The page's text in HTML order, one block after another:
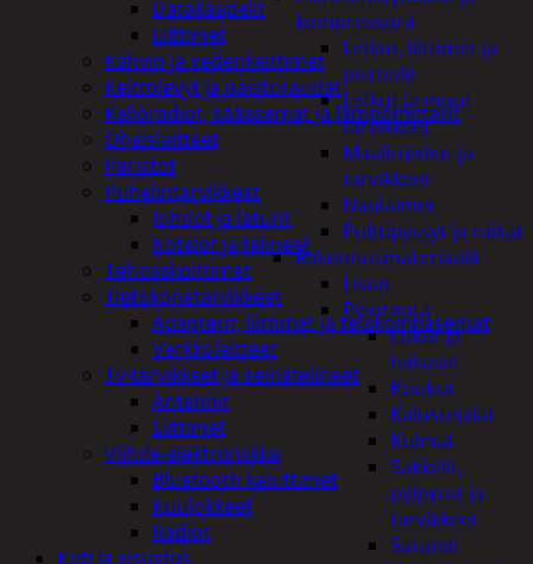
kompressorit
Letkut, liittimet ja
pistoolit
Letkut ja muut
tarvikkeet
Maaliruiskut ja
tarvikkeet
Naulaimet
Pulttipyssyt ja räikät
Rakennusmateriaalit
Listat
Pienrauta
Lukot ja
hakaset
Koukut
Kalustejalat
Kulmat
Sakkelit,
pylpyrät ja
tarvikkeet
Saranat
Datakaapelit
Liittimet
Kahvin ja vedenkeittimet
Keittolevyt ja paistoraudat
Kelloradiot, sääasemat ja lämpömittarit
Oheislaitteet
Paristot
Puhelintarvikkeet
Johdot ja laturit
Kotelot ja telineet
Tehosekoittimet
Tietokonetarvikkeet
Adapterit, liittimet ja telakointiasemat
Verkkolaitteet
Tv-tarvikkeet ja seinätelineet
Antennit
Liittimet
Viihde-elektroniikka
Bluetooth kaiuttimet
Kuulokkeet
Radiot
Koti ja sisustus